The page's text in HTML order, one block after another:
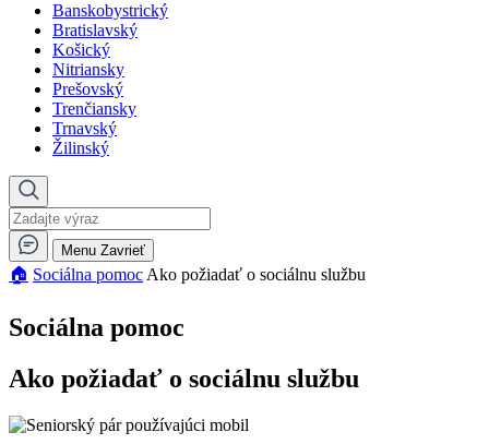
Banskobystrický
Bratislavský
Košický
Nitriansky
Prešovský
Trenčiansky
Trnavský
Žilinský
Menu Zavrieť
🏠︎ Sociálna pomoc Ako požiadať o sociálnu službu
Sociálna pomoc
Ako požiadať o sociálnu službu